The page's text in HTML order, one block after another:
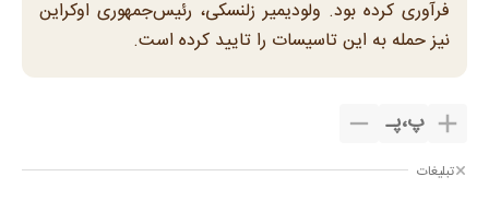
فرآوری کرده بود. ولودیمیر زلنسکی، رئیس‌جمهوری اوکراین
نیز حمله به این تاسیسات را تایید کرده است.
پ،پـ
تبلیغات